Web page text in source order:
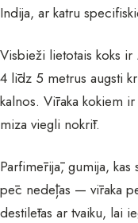
Indija, ar katru
Visbieži lietotais koks ir
4 līdz 5 metrus augsti
kalnos. Vīraka kokiem
miza viegli nokrīt.
Parfimērijā, gumija, kas
pēc nedēļas — vīraka
destilētas ar tvaiku, lai